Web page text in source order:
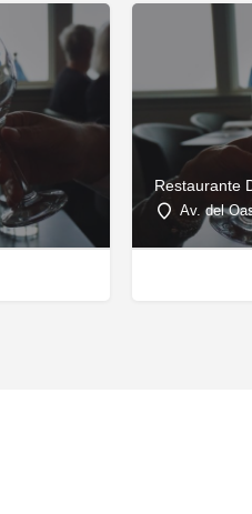
Restaurante
Av. del